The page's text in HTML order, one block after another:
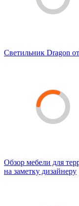
Светильник Dragon
Обзор мебели для
на заметку дизайнеру